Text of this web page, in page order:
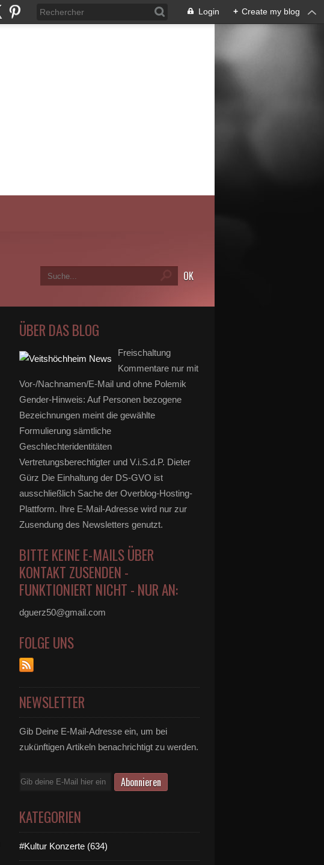
Login + Create my blog
ÜBER DAS BLOG
Freischaltung
Kommentare nur mit
Vor-/Nachnamen/E-Mail und ohne Polemik
Gender-Hinweis: Auf Personen bezogene
Bezeichnungen meint die gewählte
Formulierung sämtliche
Geschlechteridentitäten
Vertretungsberechtigter und V.i.S.d.P. Dieter
Gürz Die Einhaltung der DS-GVO ist
ausschließlich Sache der Overblog-Hosting-
Plattform. Ihre E-Mail-Adresse wird nur zur
Zusendung des Newsletters genutzt.
BITTE KEINE E-MAILS ÜBER
KONTAKT ZUSENDEN -
FUNKTIONIERT NICHT - NUR AN:
dguerz50@gmail.com
FOLGE UNS
NEWSLETTER
Gib Deine E-Mail-Adresse ein, um bei
zukünftigen Artikeln benachrichtigt zu werden.
E-
KATEGORIEN
#Kultur Konzerte (634)